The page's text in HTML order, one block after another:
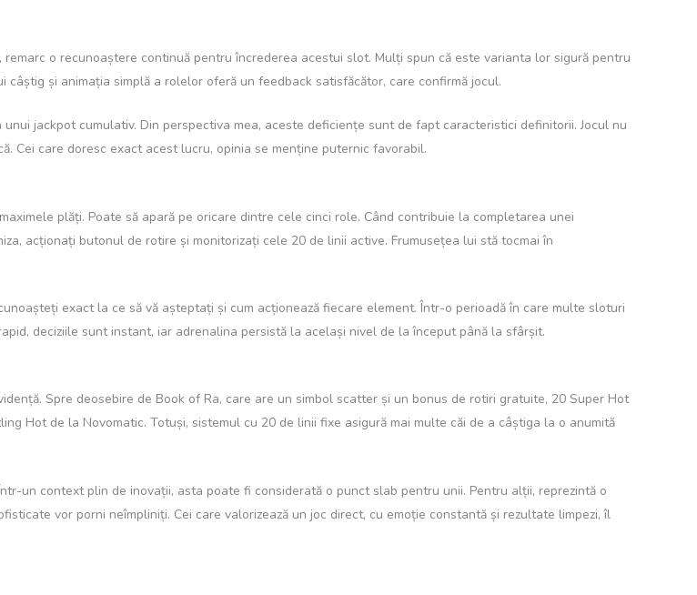
o recunoaștere continuă pentru încrederea acestui slot. Mulți spun că este varianta lor sigură pentru
și animația simplă a rolelor oferă un feedback satisfăcător, care confirmă jocul.
jackpot cumulativ. Din perspectiva mea, aceste deficiențe sunt de fapt caracteristici definitorii. Jocul nu
Cei care doresc exact acest lucru, opinia se menține puternic favorabil.
plăți. Poate să apară pe oricare dintre cele cinci role. Când contribuie la completarea unei
acționați butonul de rotire și monitorizați cele 20 de linii active. Frumusețea lui stă tocmai în
exact la ce să vă așteptați și cum acționează fiecare element. Într-o perioadă în care multe sloturi
deciziile sunt instant, iar adrenalina persistă la același nivel de la început până la sfârșit.
Spre deosebire de Book of Ra, care are un simbol scatter și un bonus de rotiri gratuite, 20 Super Hot
Hot de la Novomatic. Totuși, sistemul cu 20 de linii fixe asigură mai multe căi de a câștiga la o anumită
un context plin de inovații, asta poate fi considerată o punct slab pentru unii. Pentru alții, reprezintă o
vor porni neîmpliniți. Cei care valorizează un joc direct, cu emoție constantă și rezultate limpezi, îl